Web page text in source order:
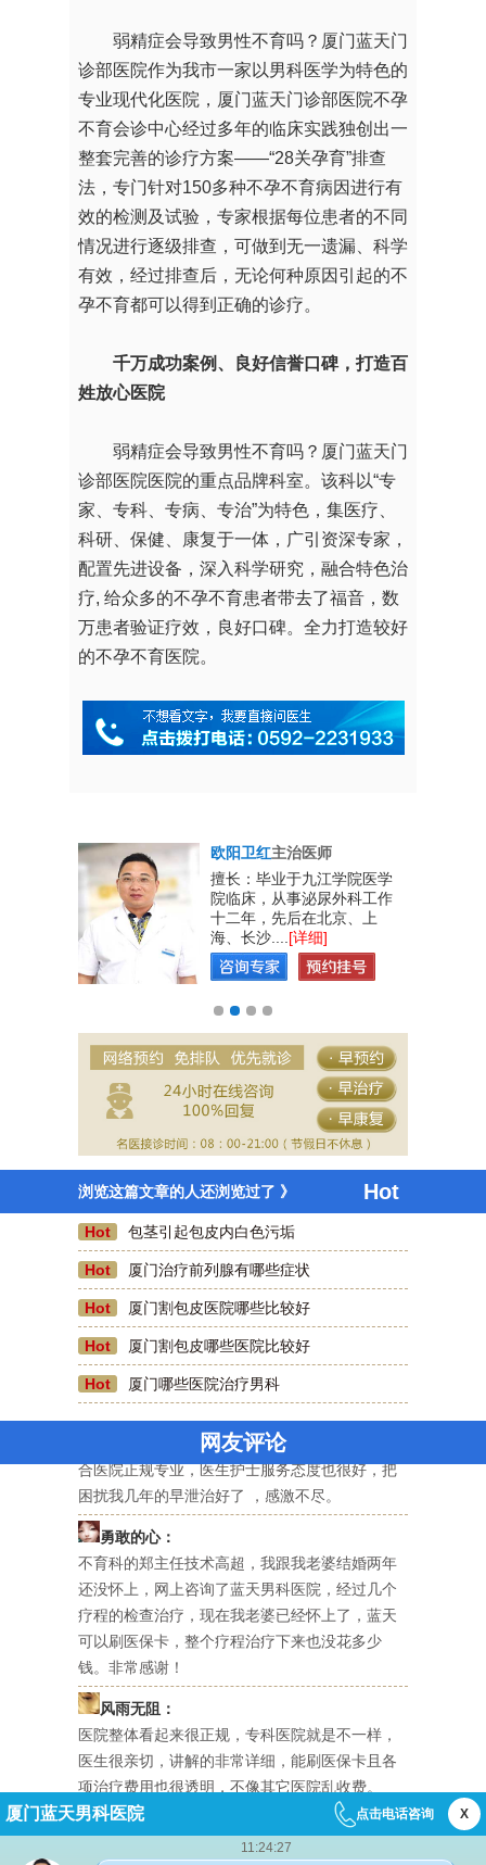
弱精症会导致男性不育吗？厦门蓝天门
诊部医院作为我市一家以男科医学为特色的
专业现代化医院，厦门蓝天门诊部医院不孕
不育会诊中心经过多年的临床实践独创出一
整套完善的诊疗方案——“28关孕育”排查
法，专门针对150多种不孕不育病因进行有
效的检测及试验，专家根据每位患者的不同
情况进行逐级排查，可做到无一遗漏、科学
有效，经过排查后，无论何种原因引起的不
孕不育都可以得到正确的诊疗。
千万成功案例、良好信誉口碑，打造百
姓放心医院
弱精症会导致男性不育吗？厦门蓝天门
诊部医院医院的重点品牌科室。该科以“专
家、专科、专病、专治”为特色，集医疗、
科研、保健、康复于一体，广引资深专家，
配置先进设备，深入科学研究，融合特色治
疗, 给众多的不孕不育患者带去了福音，数
万患者验证疗效，良好口碑。全力打造较好
的不孕不育医院。
欧阳卫红主治医师
擅长：毕业于九江学院医学
院临床，从事泌尿外科工作
十二年，先后在北京、上
海、长沙....[详细]
浏览这篇文章的人还浏览过了 》 Hot
Hot 包茎引起包皮内白色污垢
Hot 厦门治疗前列腺有哪些症状
Hot 厦门割包皮医院哪些比较好
Hot 厦门割包皮哪些医院比较好
Hot 厦门哪些医院治疗男科
网友评论
咫尺天涯
前几天去了厦门蓝天男科医院割包皮，现在已经
好的差不多了，刷医保卡费用也不贵，好评一
个。
蓝天男科医院还不错，全院都是看男科的，比综
合医院正规专业，医生护士服务态度也很好，把
困扰我几年的早泄治好了 ，感激不尽。
勇敢的心：
不育科的郑主任技术高超，我跟我老婆结婚两年
还没怀上，网上咨询了蓝天男科医院，经过几个
疗程的检查治疗，现在我老婆已经怀上了，蓝天
可以刷医保卡，整个疗程治疗下来也没花多少
钱。非常感谢！
风雨无阻：
医院整体看起来很正规，专科医院就是不一样，
医生很亲切，讲解的非常详细，能刷医保卡且各
项治疗费用也很透明，不像其它医院乱收费。
依然是你：
一夜风流后，下体不舒服，很担心染上性病，经
厦门蓝天男科医院 X
点击电话咨询
11:24:27